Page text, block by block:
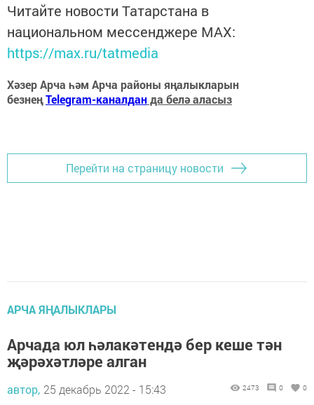
Читайте новости Татарстана в
национальном мессенджере MАХ:
https://max.ru/tatmedia
Хәзер Арча һәм Арча районы яңалыкларын
безнеңTelegram-каналданда белә аласыз
Перейти на страницу новости
АРЧА ЯҢАЛЫКЛАРЫ
Арчада юл һәлакәтендә бер кеше тән
җәрәхәтләре алган
автор, 25 декабрь 2022 - 15:43 2473 0 0